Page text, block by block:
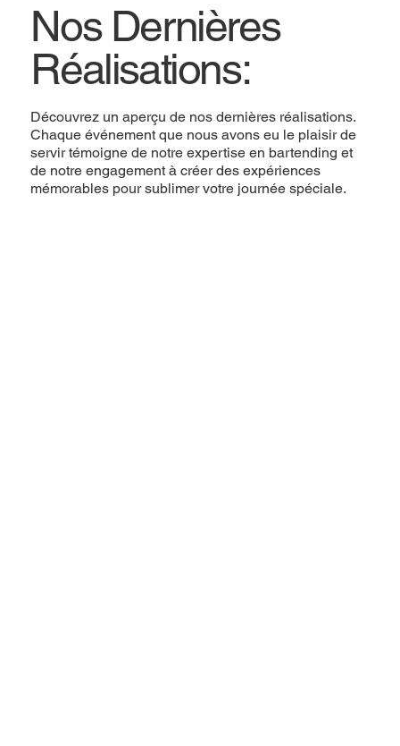
Nos Dernières
Réalisations:
Découvrez un aperçu de nos dernières réalisations.
Chaque événement que nous avons eu le plaisir de
servir témoigne de notre expertise en bartending et
de notre engagement à créer des expériences
mémorables pour sublimer votre journée spéciale.